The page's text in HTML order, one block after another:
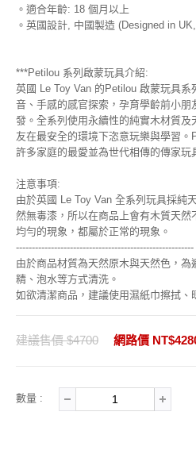
。適合年齡: 18 個月以上
。英國設計, 中國製造 (Designed in
***Petilou 系列啟蒙玩具介紹:
英國 Le Toy Van 的Petilou 啟蒙玩具系
音、手感的感官探索，孕育學齡前小朋
發。全系列使用永續性的純實木材質及
友在最安全的環境下恣意玩樂與學習
許多家庭的最愛並為世代相傳的傳家玩
注意事項:
由於英國 Le Toy Van 全系列玩具採純
然無毒漆，所以在商品上會有木質天
均勻的現象，都屬於正常的現象。
--------------------------------------------------------
由於商品材質為天然原木與天然色，
精、泡水等方式清洗。
如欲清潔商品，建議使用濕紙巾擦拭、
建議售價 $4700 網路價
數量 :